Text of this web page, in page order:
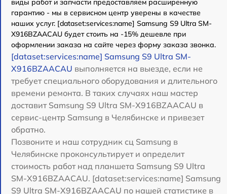
виды работ и запчасти предоставляем расширенную
гарантию - мы в сервисном центр уверены в качестве
наших услуг. [dataset:services:name] Samsung S9 Ultra SM-
X916BZAACAU будет стоить на -15% дешевле при
оформлении заказа на сайте через форму заказа звонка.
[dataset:services:name] Samsung S9 Ultra SM-
X916BZAACAU выполняется на выезде, если не
требует специального оборудования и длительного
времени ремонта. В таких случаях наш мастер
доставит Samsung S9 Ultra SM-X916BZAACAU в
сервис-центр Samsung в Челябинске и привезет
обратно.
Позвоните и наш сотрудник сц Samsung в
Челябинске проконсультирует и определит
стоимость работ над планшета Samsung S9 Ultra
SM-X916BZAACAU. [dataset:services:name] Samsung
S9 Ultra SM-X916BZAACAU по нашей статистике в